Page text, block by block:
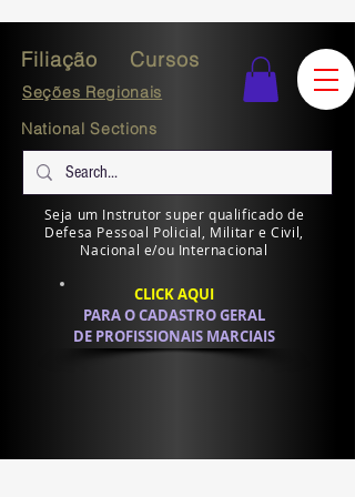
Filiação Cursos
Seções Regionais
National Sections
Seja um Instrutor super qualificado de
Defesa Pessoal Policial, Militar e Civil,
Nacional e/ou Internacional
CLICK AQUI
PARA O CADASTRO GERAL
DE PROFISSIONAIS MARCIAIS